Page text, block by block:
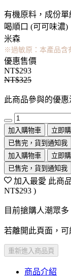
有機原料，成份
喝順口 (可可味濃)
米森
※過敏原：本產品含
優惠售價
NT$293
NT$325
此商品參與的優惠
加入購物車 立即
已售完，貨到通知我
加入購物車
立即
已售完，貨到通知我
加入最愛 此商
NT$293 )
目前搶購人潮眾
若離開此頁面，可
重新進入商品頁
商品介紹